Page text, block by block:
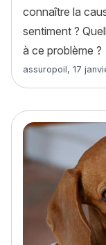
connaître la
sentiment ?
à ce problème ?
Article rédigé par
assuropoil, 17